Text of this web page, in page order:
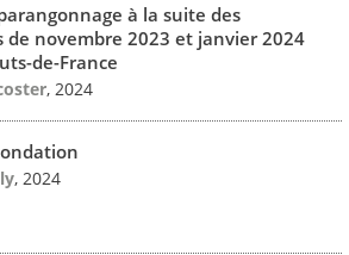
à la suite des
de novembre 2023 et janvier 2024
de-France
, 2024
, 2024